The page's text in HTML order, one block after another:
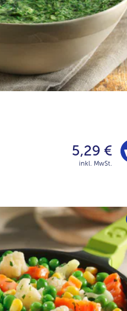
5,29 €
inkl. MwSt.